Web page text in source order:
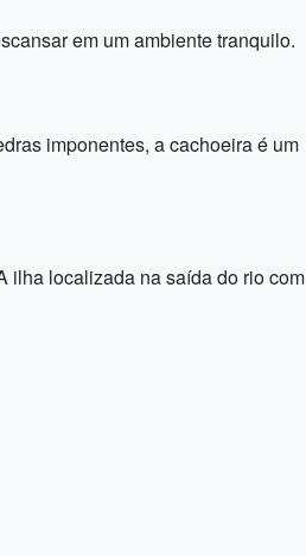
em um ambiente tranquilo.
imponentes, a cachoeira é um
ilha localizada na saída do rio com